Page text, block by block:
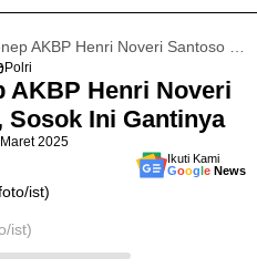
Polri
AKBP Henri Noveri
Ini Gantinya
2025
Ikuti Kami
Google News
ist)